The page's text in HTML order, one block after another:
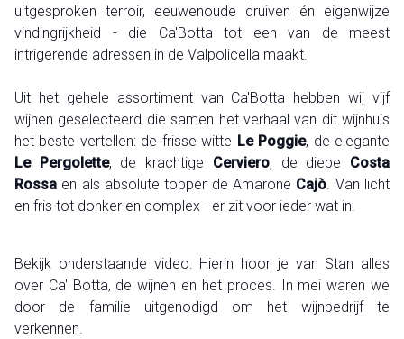
uitgesproken terroir, eeuwenoude druiven én eigenwijze
vindingrijkheid - die Ca'Botta tot een van de meest
intrigerende adressen in de Valpolicella maakt.
Uit het gehele assortiment van Ca'Botta hebben wij vijf
wijnen geselecteerd die samen het verhaal van dit wijnhuis
het beste vertellen: de frisse witte Le Poggie, de elegante
Le Pergolette, de krachtige Cerviero, de diepe Costa
Rossa en als absolute topper de Amarone Cajò. Van licht
en fris tot donker en complex - er zit voor ieder wat in.
Bekijk onderstaande video. Hierin hoor je van Stan alles
over Ca' Botta, de wijnen en het proces. In mei waren we
door de familie uitgenodigd om het wijnbedrijf te
verkennen.